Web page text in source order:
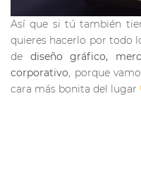
Así que si tú también
quieres hacerlo por todo
de diseño gráfico,
corporativo, porque
cara más bonita del lugar